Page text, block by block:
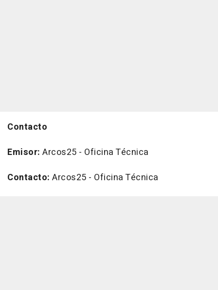
Contacto
Emisor: Arcos25 - Oficina Técnica
Contacto: Arcos25 - Oficina Técnica